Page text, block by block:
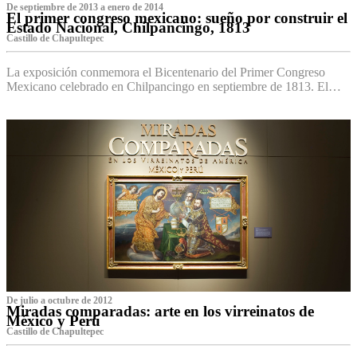
De septiembre de 2013 a enero de 2014
El primer congreso mexicano: sueño por construir el
Estado Nacional, Chilpancingo, 1813
Castillo de Chapultepec
La exposición conmemora el Bicentenario del Primer Congreso
Mexicano celebrado en Chilpancingo en septiembre de 1813. El…
De julio a octubre de 2012
Miradas comparadas: arte en los virreinatos de
México y Perú
Castillo de Chapultepec